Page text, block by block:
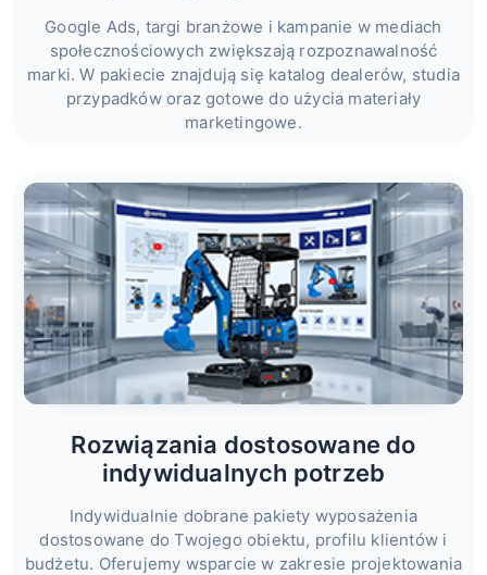
Google Ads, targi branżowe i kampanie w mediach
społecznościowych zwiększają rozpoznawalność
marki. W pakiecie znajdują się katalog dealerów, studia
przypadków oraz gotowe do użycia materiały
marketingowe.
Rozwiązania dostosowane do
indywidualnych potrzeb
Indywidualnie dobrane pakiety wyposażenia
dostosowane do Twojego obiektu, profilu klientów i
budżetu. Oferujemy wsparcie w zakresie projektowania